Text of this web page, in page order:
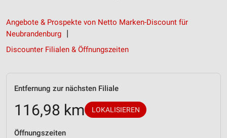
Angebote & Prospekte von Netto Marken-Discount für
Neubrandenburg
Discounter Filialen & Öffnungszeiten
Entfernung zur nächsten Filiale
116,98 km LOKALISIEREN
Öffnungszeiten